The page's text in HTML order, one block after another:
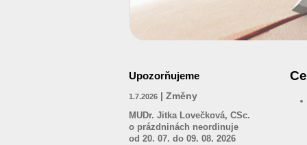
Upozorňujeme
1.7.2026| Změny
MUDr. Jitka Lovečková, CSc.
o prázdninách neordinuje
od 20. 07. do 09. 08. 2026